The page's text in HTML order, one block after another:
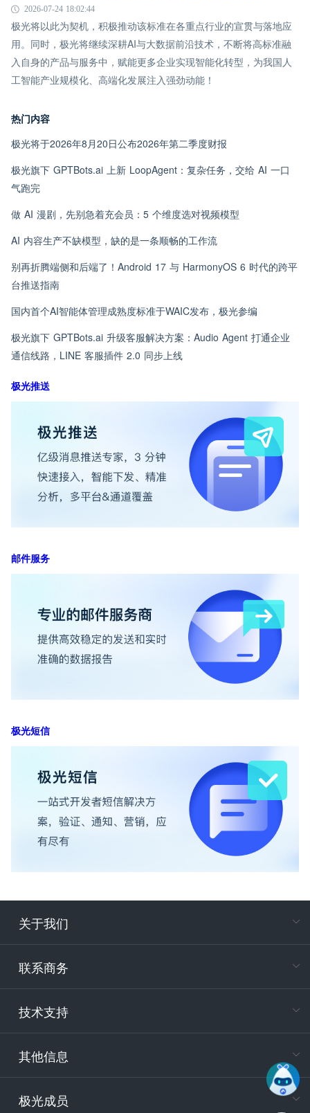
2026-07-24 18:02:44
极光将以此为契机，积极推动该标准在各重点行业的宣贯与落地应
用。同时，极光将继续深耕AI与大数据前沿技术，不断将高标准融
入自身的产品与服务中，赋能更多企业实现智能化转型，为我国人
工智能产业规模化、高端化发展注入强劲动能！
热门内容
极光将于2026年8月20日公布2026年第二季度财报
极光旗下 GPTBots.ai 上新 LoopAgent：复杂任务，交给 AI 一口
气跑完
做 AI 漫剧，先别急着充会员：5 个维度选对视频模型
AI 内容生产不缺模型，缺的是一条顺畅的工作流
别再折腾端侧和后端了！Android 17 与 HarmonyOS 6 时代的跨平
台推送指南
国内首个AI智能体管理成熟度标准于WAIC发布，极光参编
极光旗下 GPTBots.ai 升级客服解决方案：Audio Agent 打通企业
通信线路，LINE 客服插件 2.0 同步上线
极光推送
邮件服务
极光短信
关于我们
联系商务
技术支持
其他信息
极光成员
电
400-
技